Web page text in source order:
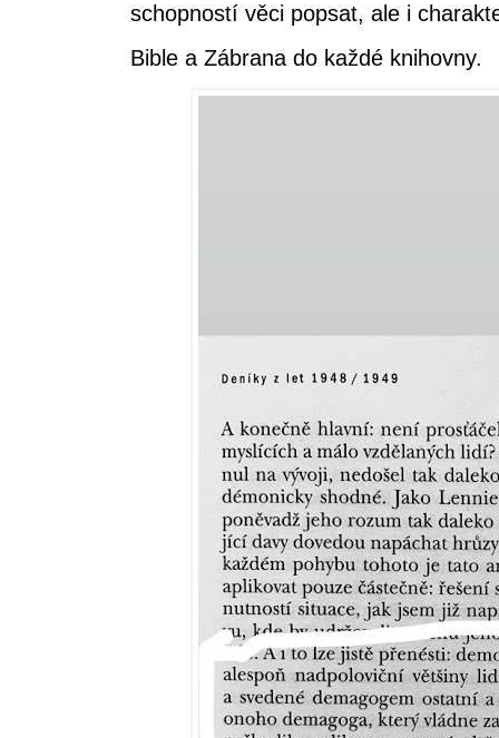
schopností věci popsat, ale i
Bible a Zábrana do každé knihovny.